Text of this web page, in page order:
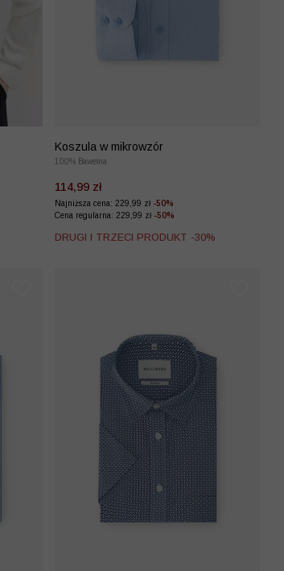
Koszula w mikrowzór
100% Bawełna
114,99 zł
Najniższa cena: 229,99 zł -50%
Cena regularna: 229,99 zł -50%
DRUGI I TRZECI PRODUKT -30%